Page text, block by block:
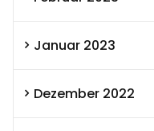
Januar 2023
Dezember 2022